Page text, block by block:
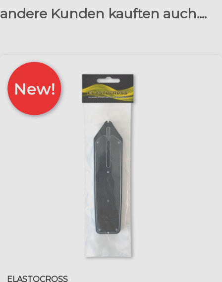
andere Kunden kauften auch....
ELASTOCROSS